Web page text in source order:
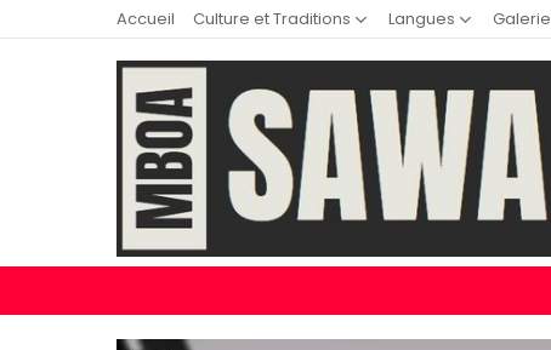
Accueil Culture et Traditions Langues Galerie